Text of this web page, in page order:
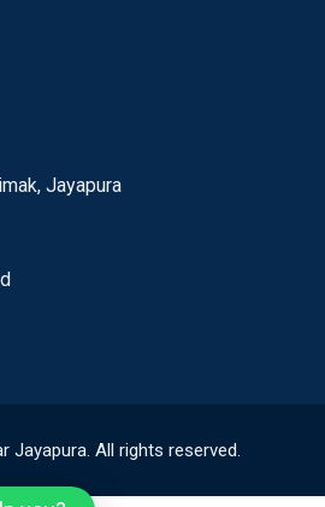
Jayapura
Jayapura. All rights reserved.